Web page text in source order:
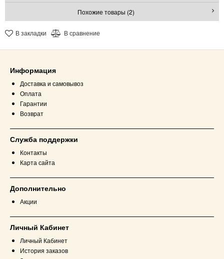
Похожие товары (2)
В закладки В сравнение
Информация
Доставка и самовывоз
Оплата
Гарантии
Возврат
Служба поддержки
Контакты
Карта сайта
Дополнительно
Акции
Личный Кабинет
Личный Кабинет
История заказов